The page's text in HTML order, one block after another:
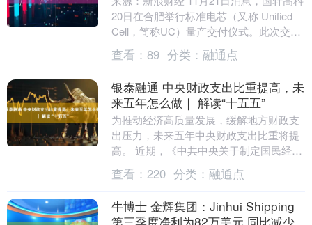
20日在合肥举行标准电芯（又称 Unified
Cell，简称UC）量产交付仪式。此次交付
标志着大众汽车集团及旗下电芯....
查看： 89 分类： 融通点
银泰融通 中央财政支出比重提高，未
来五年怎么做｜ 解读“十五五”
为推动经济高质量发展，缓解地方财政支
出压力，未来五年中央财政支出比重将提
高。 近期，《中共中央关于制定国民经济
和社会发展第十五个五年规划的建议》全
文对外公开。其....
查看： 220 分类： 融通点
牛博士 金辉集团：Jinhui Shipping
第三季度净利为82万美元 同比减少